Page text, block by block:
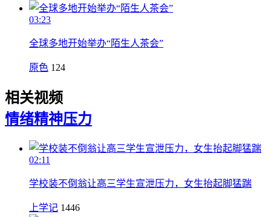
03:23
全球多地开始举办“陌生人茶会”
原色 124
相关视频
情绪精神压力
02:11
学校装不倒翁让高三学生宣泄压力，女生抬起脚猛踹
上学记 1446